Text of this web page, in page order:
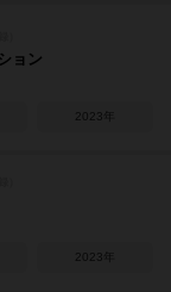
ョン
2023年
2023年